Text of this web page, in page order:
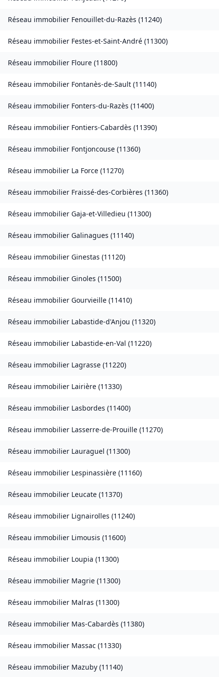
Réseau immobilier Fenouillet-du-Razès (11240)
Réseau immobilier Festes-et-Saint-André (11300)
Réseau immobilier Floure (11800)
Réseau immobilier Fontanès-de-Sault (11140)
Réseau immobilier Fonters-du-Razès (11400)
Réseau immobilier Fontiers-Cabardès (11390)
Réseau immobilier Fontjoncouse (11360)
Réseau immobilier La Force (11270)
Réseau immobilier Fraissé-des-Corbières (11360)
Réseau immobilier Gaja-et-Villedieu (11300)
Réseau immobilier Galinagues (11140)
Réseau immobilier Ginestas (11120)
Réseau immobilier Ginoles (11500)
Réseau immobilier Gourvieille (11410)
Réseau immobilier Labastide-d'Anjou (11320)
Réseau immobilier Labastide-en-Val (11220)
Réseau immobilier Lagrasse (11220)
Réseau immobilier Lairière (11330)
Réseau immobilier Lasbordes (11400)
Réseau immobilier Lasserre-de-Prouille (11270)
Réseau immobilier Lauraguel (11300)
Réseau immobilier Lespinassière (11160)
Réseau immobilier Leucate (11370)
Réseau immobilier Lignairolles (11240)
Réseau immobilier Limousis (11600)
Réseau immobilier Loupia (11300)
Réseau immobilier Magrie (11300)
Réseau immobilier Malras (11300)
Réseau immobilier Mas-Cabardès (11380)
Réseau immobilier Massac (11330)
Réseau immobilier Mazuby (11140)